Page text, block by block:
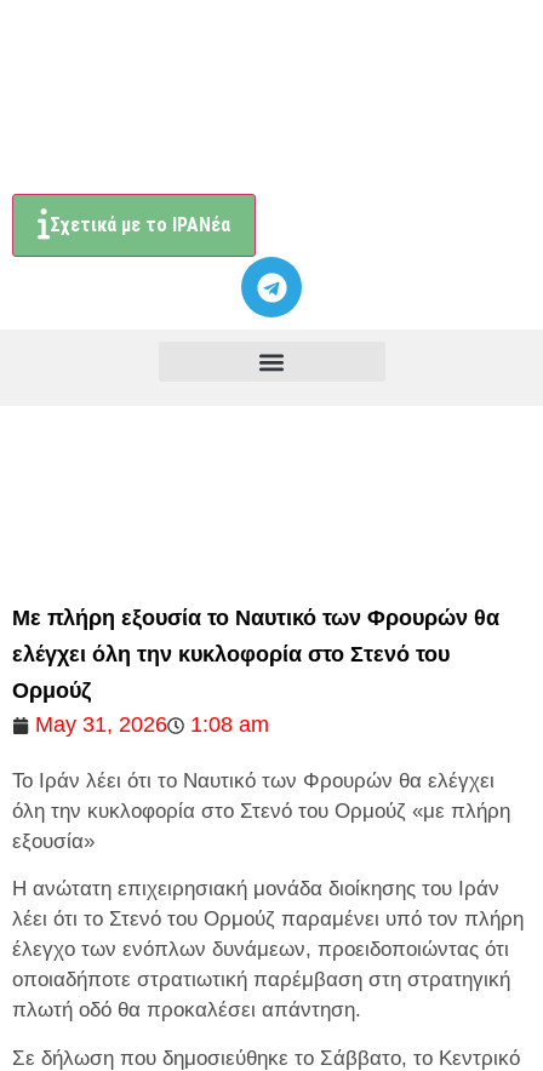
Σχετικά με το ΙΡΑΝέα
Με πλήρη εξουσία το Ναυτικό των Φρουρών θα
ελέγχει όλη την κυκλοφορία στο Στενό του
Ορμούζ
May 31, 2026
1:08 am
Το Ιράν λέει ότι το Ναυτικό των Φρουρών θα ελέγχει
όλη την κυκλοφορία στο Στενό του Ορμούζ «με πλήρη
εξουσία»
Η ανώτατη επιχειρησιακή μονάδα διοίκησης του Ιράν
λέει ότι το Στενό του Ορμούζ παραμένει υπό τον πλήρη
έλεγχο των ενόπλων δυνάμεων, προειδοποιώντας ότι
οποιαδήποτε στρατιωτική παρέμβαση στη στρατηγική
πλωτή οδό θα προκαλέσει απάντηση.
Σε δήλωση που δημοσιεύθηκε το Σάββατο, το Κεντρικό